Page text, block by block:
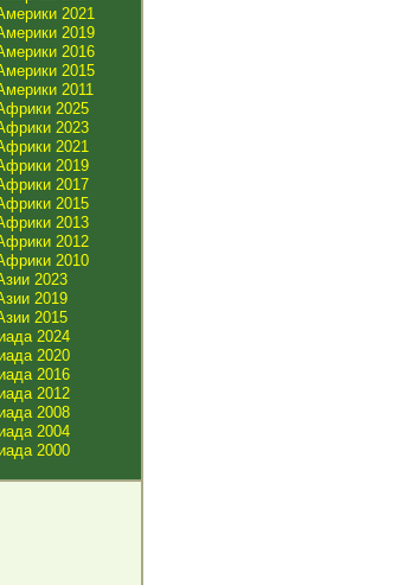
2021
2019
2016
2015
2011
2025
2023
2021
2019
2017
2015
2013
2012
2010
2023
2019
2015
2024
2020
2016
2012
2008
2004
2000